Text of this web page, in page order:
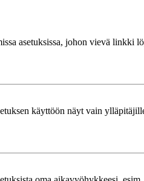
asetuksissa, johon vievä linkki
käyttöön näyt vain